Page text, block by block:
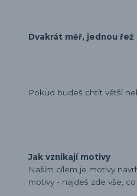
Dvakrát měř, jednou řež
Pokud budeš chtít větší
Jak vznikají motivy
Naším cílem je motivy
motivy - najdeš zde vše,